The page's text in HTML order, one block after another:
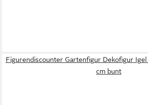
Figurendiscounter Gartenfigur Dekofigur
cm bunt